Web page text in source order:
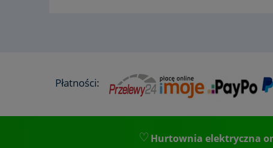
Płatności:
Hurtownia elektryczna